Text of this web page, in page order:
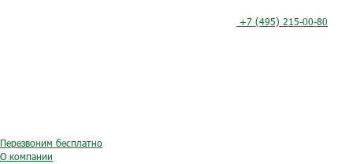
+7 (495) 215-00-80
Перезвоним бесплатно
О компании